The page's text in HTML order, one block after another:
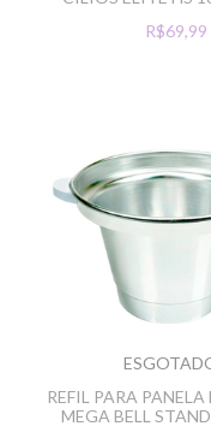
R$69,99
REFIL PARA
MEGA BELL